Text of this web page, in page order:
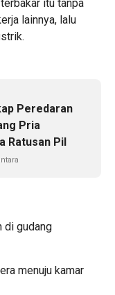
itu tanpa
lainnya, lalu
Peredaran
Pria
Ratusan Pil
di gudang
menuju kamar